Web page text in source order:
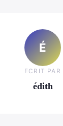
É
ECRIT PAR
édith